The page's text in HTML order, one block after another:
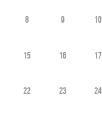
8 9 10
15 16 17
22 23 24